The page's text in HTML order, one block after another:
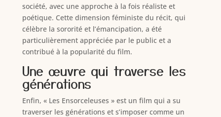
société, avec une approche à la fois réaliste et
poétique. Cette dimension féministe du récit, qui
célèbre la sororité et l’émancipation, a été
particulièrement appréciée par le public et a
contribué à la popularité du film.
Une œuvre qui traverse les
générations
Enfin, « Les Ensorceleuses » est un film qui a su
traverser les générations et s’imposer comme un